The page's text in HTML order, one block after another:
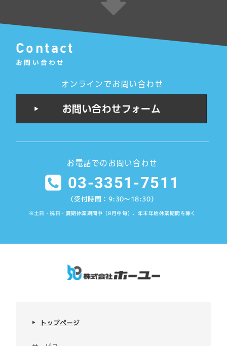
Contact
お問い合わせ
オンラインでお問い合わせ
お問い合わせフォーム
お電話でのお問い合わせ
03-3351-7511
（受付時間：9:30〜18:30）
※土日・祝日・夏期休業期間中（8月中旬）、年末年始休業期間を除く
▶ トップページ